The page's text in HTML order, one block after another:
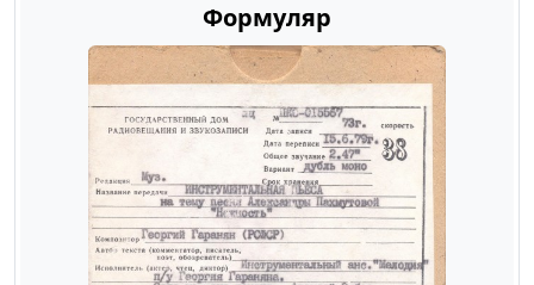
Формуляр